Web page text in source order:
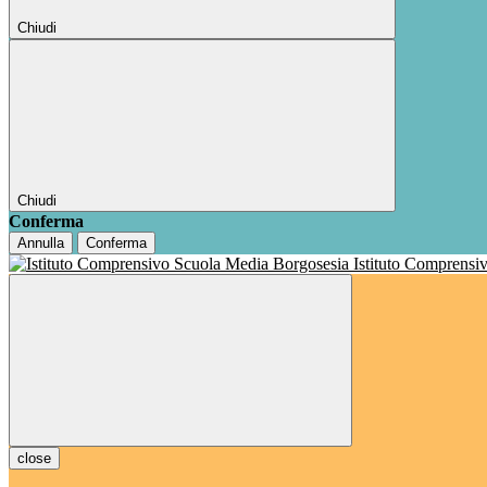
Chiudi
Chiudi
Conferma
Annulla Conferma
Istituto
close